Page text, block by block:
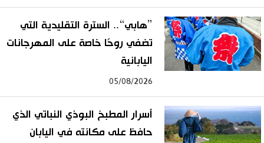
”هابي“.. السترة التقليدية التي
تضفي روحًا خاصة على المهرجانات
اليابانية
05/08/2026
أسرار المطبخ البوذي النباتي الذي
حافظ على مكانته في اليابان